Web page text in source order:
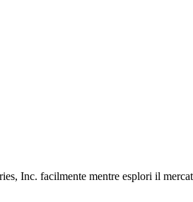
Inc. facilmente mentre esplori il